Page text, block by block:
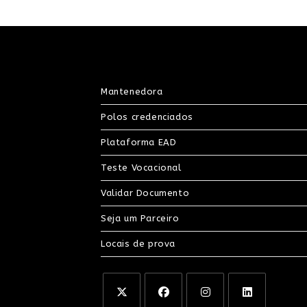
Mantenedora
Polos credenciados
Plataforma EAD
Teste Vocacional
Validar Documento
Seja um Parceiro
Locais de prova